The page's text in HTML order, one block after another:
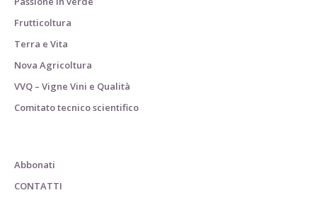
Frutticoltura
Terra e Vita
Nova Agricoltura
VVQ – Vigne Vini e Qualità
Comitato tecnico scientifico
Abbonati
CONTATTI